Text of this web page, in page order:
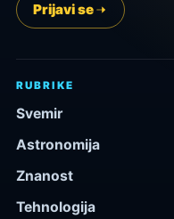
Prijavi se
RUBRIKE
Svemir
Astronomija
Znanost
Tehnologija